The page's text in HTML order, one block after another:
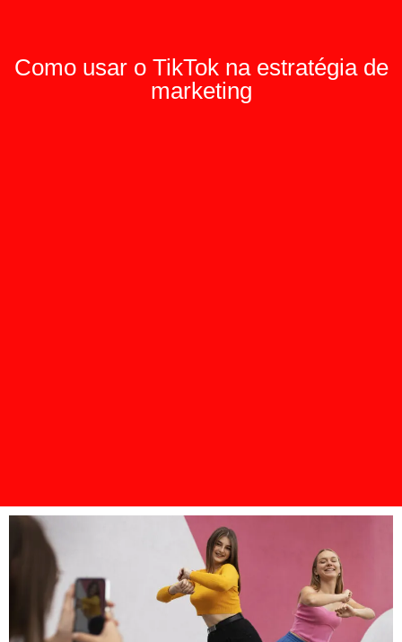
Como usar o TikTok na estratégia de
marketing